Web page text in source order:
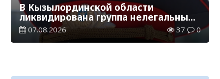
В Кызылординской области
ликвидирована группа нелегальных
добытчиков золота
07.08.2026 37 0